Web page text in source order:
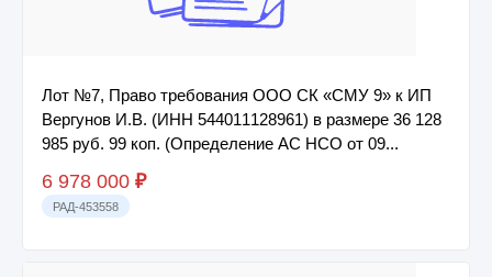
Лот №7, Право требования ООО СК «СМУ 9» к ИП
Вергунов И.В. (ИНН 544011128961) в размере 36 128
985 руб. 99 коп. (Определение АС НСО от 09...
6 978 000 ₽
РАД-453558